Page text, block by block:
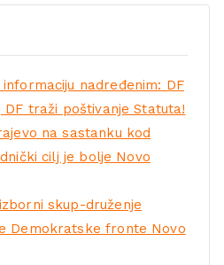
informaciju nadređenim: DF
traži poštivanje Statuta!
na sastanku kod
cilj je bolje Novo
skup-druženje
Demokratske fronte Novo